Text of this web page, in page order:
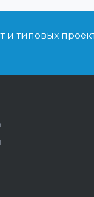
типовых